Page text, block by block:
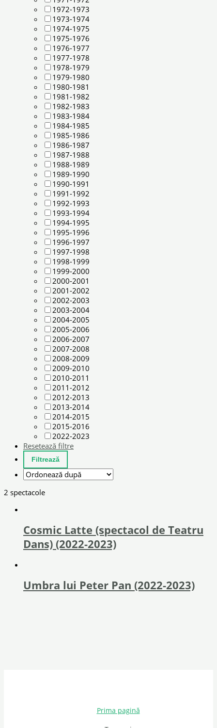
1972-1973
1973-1974
1974-1975
1975-1976
1976-1977
1977-1978
1978-1979
1979-1980
1980-1981
1981-1982
1982-1983
1983-1984
1984-1985
1985-1986
1986-1987
1987-1988
1988-1989
1989-1990
1990-1991
1991-1992
1992-1993
1993-1994
1994-1995
1995-1996
1996-1997
1997-1998
1998-1999
1999-2000
2000-2001
2001-2002
2002-2003
2003-2004
2004-2005
2005-2006
2006-2007
2007-2008
2008-2009
2009-2010
2010-2011
2011-2012
2012-2013
2013-2014
2014-2015
2015-2016
2022-2023
Resetează filtre
2 spectacole
Cosmic Latte (spectacol de Teatru
Dans) (2022-2023)
Umbra lui Peter Pan (2022-2023)
Prima pagină